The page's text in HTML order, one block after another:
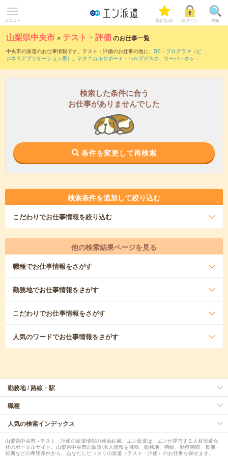
メニュー 気になる! ログイン 検索
山梨県中央市 × テスト・評価のお仕事一覧
中央市の派遣のお仕事情報です。テスト・評価のお仕事の他に、 SE・プログラマ（ビ
ジネスアプリケーション系） 、 テクニカルサポート・ヘルプデスク 、 サーバ・ネット
お仕事とは？とは？
検索した条件に合う
お仕事がありませんでした
条件を変更して再検索
検索条件を追加して絞り込む
こだわりでお仕事情報を絞り込む
他の検索結果ページを見る
職種でお仕事情報をさがす
勤務地でお仕事情報をさがす
こだわりでお仕事情報をさがす
人気のワードでお仕事情報をさがす
勤務地 / 路線・駅
職種
人気の検索インデックス
山梨県中央市 - テスト・評価の派遣情報の検索結果。エン派遣は、エンが運営する人材派遣会
社のポータルサイト。山梨県中央市の派遣/求人情報を職種、勤務地、時給、勤務時間、長期・
短期などの希望条件から、あなたにピッタリの派遣（テスト・評価）のお仕事を探せます。